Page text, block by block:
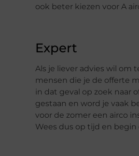
ook beter kiezen voor A
Expert
Als je liever advies wil om
mensen die je de offerte
in dat geval op zoek naar
gestaan en word je vaak
voor de zomer een airco
Wees dus op tijd en